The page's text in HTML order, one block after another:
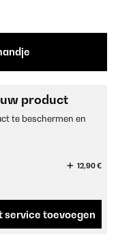
product
te beschermen en
12,90 €
service toevoegen